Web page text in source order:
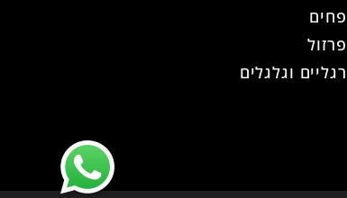
פחים
פרזול
רגליים וגלגלים